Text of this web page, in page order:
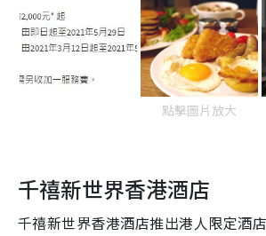
點擊圖片放大
千禧新世界香港酒店
千禧新世界香港酒店推出港人限定酒